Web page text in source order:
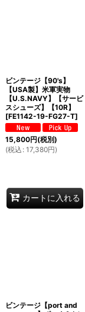
ビンテージ【90's】
【USA製】米軍実物
【U.S.NAVY】【サービ
スシューズ】【10R】
[FE1142-19-FG27-T]
15,800円(税別)
(税込 : 17,380円)
カートに入れる
ビンテージ【port and